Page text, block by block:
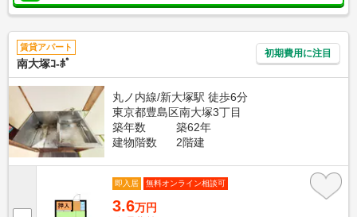
賃貸アパート
南大塚ｺ-ﾎﾟ
初期費用に注目
丸ノ内線/新大塚駅 徒歩6分
東京都豊島区南大塚3丁目
築年数
築62年
建物階数
2階建
即入居 無料オンライン相談可
3.6万円